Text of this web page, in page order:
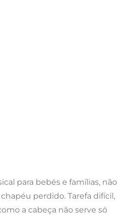
para bebés e famílias, não
perdido. Tarefa difícil,
a cabeça não serve só